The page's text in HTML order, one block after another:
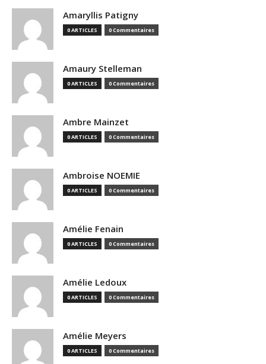
Amaryllis Patigny
0 ARTICLES 0 Commentaires
Amaury Stelleman
0 ARTICLES 0 Commentaires
Ambre Mainzet
0 ARTICLES 0 Commentaires
Ambroise NOEMIE
0 ARTICLES 0 Commentaires
Amélie Fenain
0 ARTICLES 0 Commentaires
Amélie Ledoux
0 ARTICLES 0 Commentaires
Amélie Meyers
0 ARTICLES 0 Commentaires